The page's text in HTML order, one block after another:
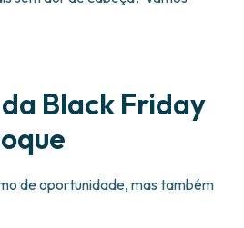
Black Friday
de oportunidade, mas também